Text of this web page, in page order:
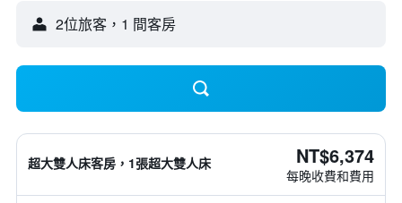
2位旅客，1 間客房
超大雙人床客房，1張超大雙人床 NT$6,374
每晚收費和費用